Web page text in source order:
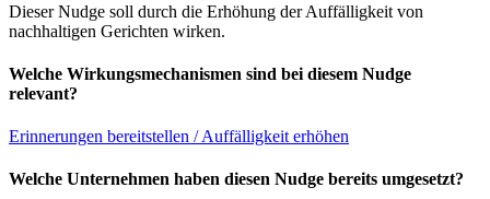
Dieser Nudge soll durch die Erhöhung der Auffälligkeit von
nachhaltigen Gerichten wirken.
Welche Wirkungsmechanismen sind bei diesem Nudge
relevant?
Erinnerungen bereitstellen / Auffälligkeit erhöhen
Welche Unternehmen haben diesen Nudge bereits umgesetzt?